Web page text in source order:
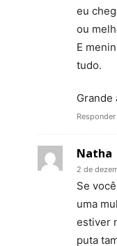
eu
ou
E
tudo.
Grande
Responder
Natha
2 de
Se
uma
estiver
puta